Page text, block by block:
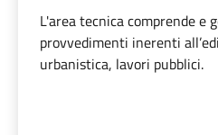
L'area tecnica comprende e
provvedimenti inerenti
urbanistica, lavori pubblici.